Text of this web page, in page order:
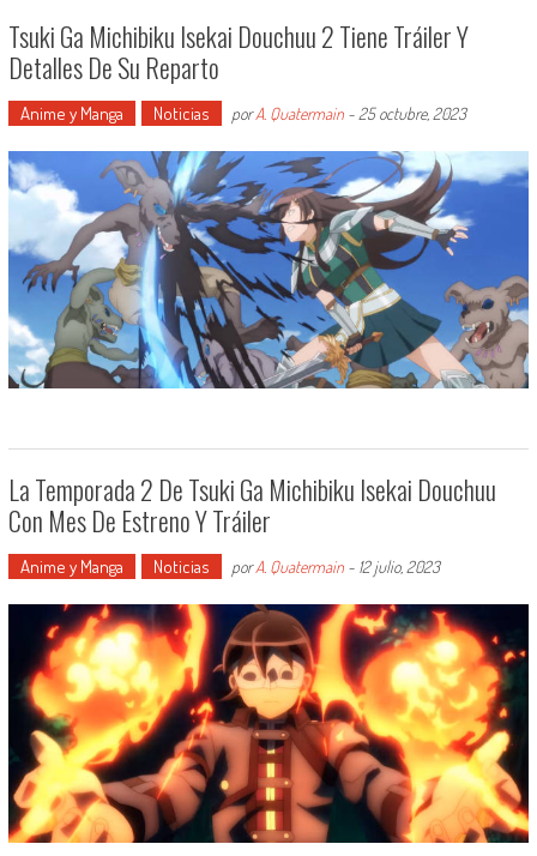
Tsuki Ga Michibiku Isekai Douchuu 2 Tiene Tráiler Y
Detalles De Su Reparto
Anime y Manga Noticias porA. Quatermain- 25 octubre, 2023
La Temporada 2 De Tsuki Ga Michibiku Isekai Douchuu
Con Mes De Estreno Y Tráiler
Anime y Manga Noticias porA. Quatermain- 12 julio, 2023